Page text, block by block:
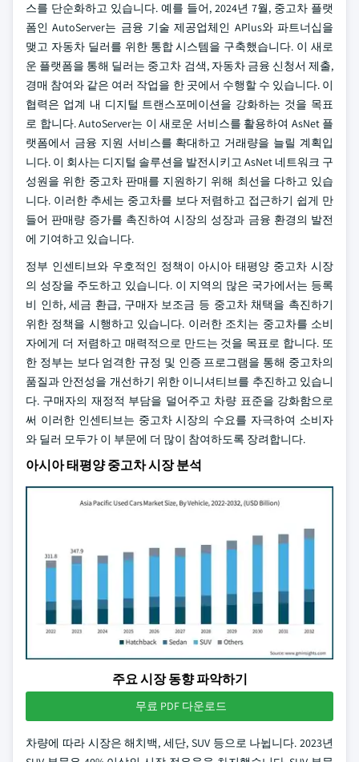
스를 단순화하고 있습니다. 예를 들어, 2024년 7월, 중고차 플랫
폼인 AutoServer는 금융 기술 제공업체인 APlus와 파트너십을
맺고 자동차 딜러를 위한 통합 시스템을 구축했습니다. 이 새로
운 플랫폼을 통해 딜러는 중고차 검색, 자동차 금융 신청서 제출,
경매 참여와 같은 여러 작업을 한 곳에서 수행할 수 있습니다. 이
협력은 업계 내 디지털 트랜스포메이션을 강화하는 것을 목표
로 합니다. AutoServer는 이 새로운 서비스를 활용하여 AsNet 플
랫폼에서 금융 지원 서비스를 확대하고 거래량을 늘릴 계획입
니다. 이 회사는 디지털 솔루션을 발전시키고 AsNet 네트워크 구
성원을 위한 중고차 판매를 지원하기 위해 최선을 다하고 있습
니다. 이러한 추세는 중고차를 보다 저렴하고 접근하기 쉽게 만
들어 판매량 증가를 촉진하여 시장의 성장과 금융 환경의 발전
에 기여하고 있습니다.
정부 인센티브와 우호적인 정책이 아시아 태평양 중고차 시장
의 성장을 주도하고 있습니다. 이 지역의 많은 국가에서는 등록
비 인하, 세금 환급, 구매자 보조금 등 중고차 채택을 촉진하기
위한 정책을 시행하고 있습니다. 이러한 조치는 중고차를 소비
자에게 더 저렴하고 매력적으로 만드는 것을 목표로 합니다. 또
한 정부는 보다 엄격한 규정 및 인증 프로그램을 통해 중고차의
품질과 안전성을 개선하기 위한 이니셔티브를 추진하고 있습니
다. 구매자의 재정적 부담을 덜어주고 차량 표준을 강화함으로
써 이러한 인센티브는 중고차 시장의 수요를 자극하여 소비자
와 딜러 모두가 이 부문에 더 많이 참여하도록 장려합니다.
아시아 태평양 중고차 시장 분석
주요 시장 동향 파악하기
무료 PDF 다운로드
차량에 따라 시장은 해치백, 세단, SUV 등으로 나뉩니다. 2023년